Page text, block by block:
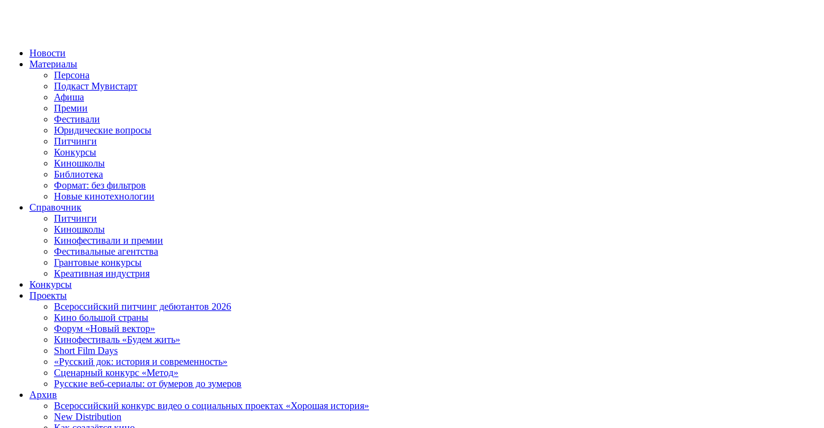
Новости
Материалы
Персона
Подкаст Мувистарт
Афиша
Премии
Фестивали
Юридические вопросы
Питчинги
Конкурсы
Киношколы
Библиотека
Формат: без фильтров
Новые кинотехнологии
Справочник
Питчинги
Киношколы
Кинофестивали и премии
Фестивальные агентства
Грантовые конкурсы
Креативная индустрия
Конкурсы
Проекты
Всероссийский питчинг дебютантов 2026
Кино большой страны
Форум «Новый вектор»
Кинофестиваль «Будем жить»
Short Film Days
«Русский док: история и современность»
Сценарный конкурс «Метод»
Русские веб-сериалы: от бумеров до зумеров
Архив
Всероссийский конкурс видео о социальных проектах «Хорошая история»
New Distribution